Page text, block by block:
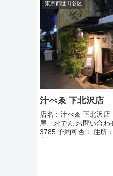
東京都世田谷区
汁べゑ 下北沢店
店名：汁べゑ 下北沢店
屋、おでん お問い合わ
3785 予約可否： 住所
北沢2-18-2 パインクレ